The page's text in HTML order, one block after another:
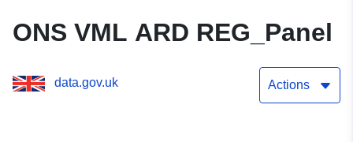
ONS VML ARD REG_Panel
data.gov.uk Actions